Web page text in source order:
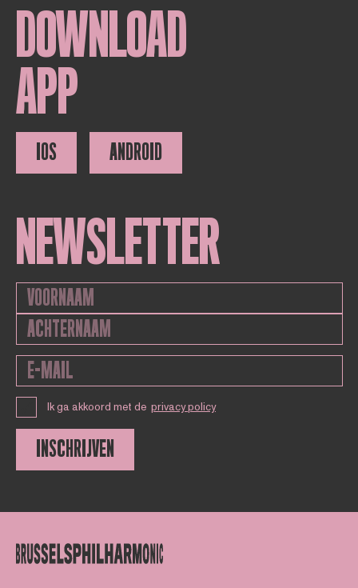
DOWNLOAD
APP
IOS ANDROID
NEWSLETTER
Ik ga akkoord met de privacy policy
INSCHRIJVEN